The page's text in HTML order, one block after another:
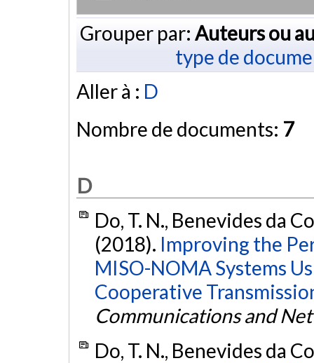
Grouper par: Auteurs ou
type de
Aller à : D
Nombre de documents: 7
D
Do, T. N., Benevides da
(2018). Improving the
MISO-NOMA Systems
Cooperative
Communications and
Do, T. N., Benevides da